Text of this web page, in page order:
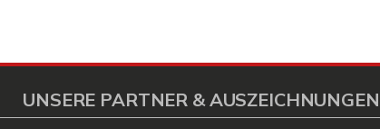
UNSERE PARTNER & AUSZEICHNUNGEN